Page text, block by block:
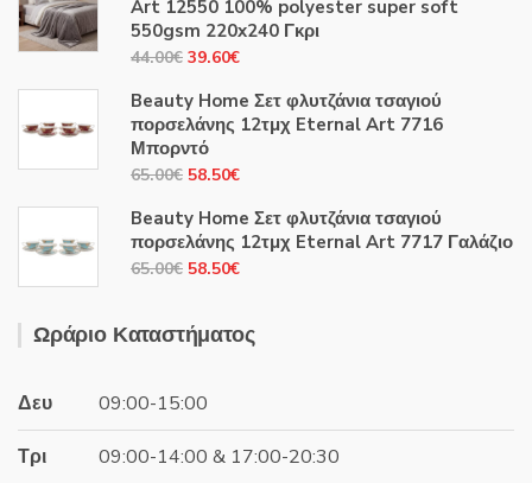
Art 12550 100% polyester super soft
550gsm 220x240 Γκρι
44.00€ Original
was:
44.00€.
39.60€Η
τιμή
είναι:
39.60€.
Beauty Home Σετ φλυτζάνια τσαγιού
πορσελάνης 12τμχ Eternal Art 7716
Μπορντό
65.00€ Original
was:
65.00€.
58.50€Η
τιμή
είναι:
Beauty Home Σετ φλυτζάνια τσαγιού
πορσελάνης 12τμχ Eternal Art 7717 Γαλάζιο
65.00€ Original
was:
65.00€.
58.50€Η
τιμή
είναι:
Ωράριο Καταστήματος
Δευ 09:00-15:00
Τρι 09:00-14:00 & 17:00-20:30